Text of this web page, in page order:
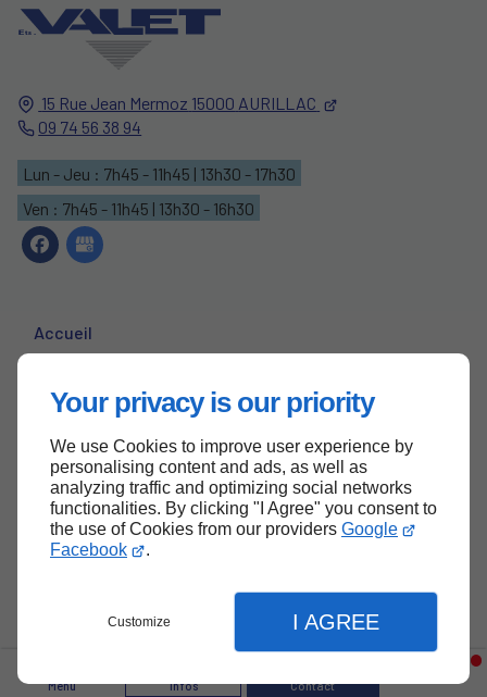
Your privacy is our priority
We use Cookies to improve user experience by
personalising content and ads, as well as
analyzing traffic and optimizing social networks
functionalities. By clicking "I Agree" you consent to
the use of Cookies from our providers Google
Facebook
.
Customize I AGREE
Menu Infos Contact
15 Rue Jean Mermoz 15000 AURILLAC
09 74 56 38 94
Lun - Jeu : 7h45 - 11h45 | 13h30 - 17h30
Ven : 7h45 - 11h45 | 13h30 - 16h30
Accueil
Mentions légales
Plan du site
Haut de page